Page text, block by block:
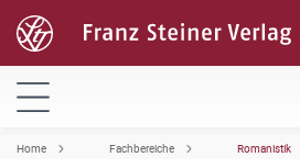
Home Fachbereiche Romanistik